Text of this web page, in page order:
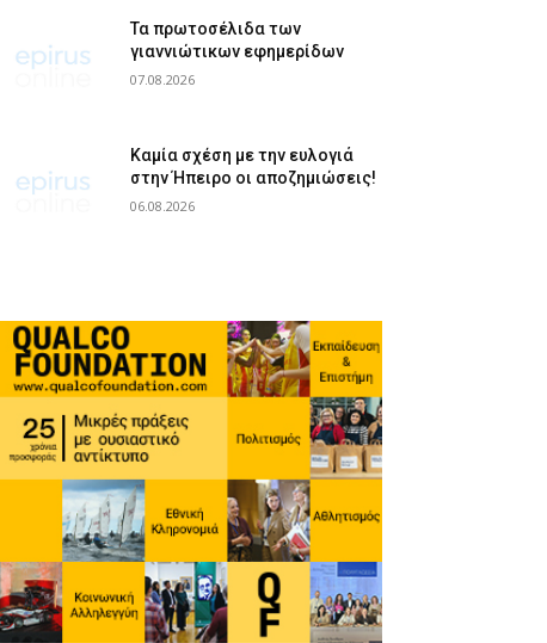
Τα πρωτοσέλιδα των
γιαννιώτικων εφημερίδων
07.08.2026
Καμία σχέση με την ευλογιά
στην Ήπειρο οι αποζημιώσεις!
06.08.2026